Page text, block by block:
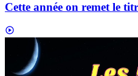
Cette année on remet le